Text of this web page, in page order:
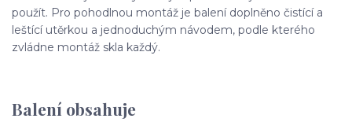
použít. Pro pohodlnou montáž je balení doplněno čistící a
leštící utěrkou a jednoduchým návodem, podle kterého
zvládne montáž skla každý.
Balení obsahuje